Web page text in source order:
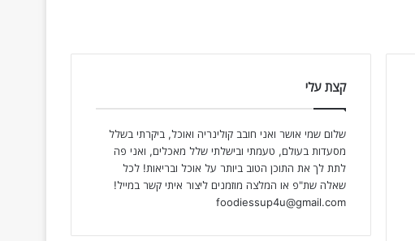
קצת עלי
שלום שמי אושר ואני חובב קולינריה ואוכל, ביקרתי בשלל
מסעדות בעולם, טעמתי ובישלתי שלל מאכלים, ואני פה
לתת לך את התוכן הטוב ביותר על אוכל ובריאות! לכל
שאלה שת"פ או המלצה מוזמנים ליצור איתי קשר במייל!
foodiessup4u@gmail.com